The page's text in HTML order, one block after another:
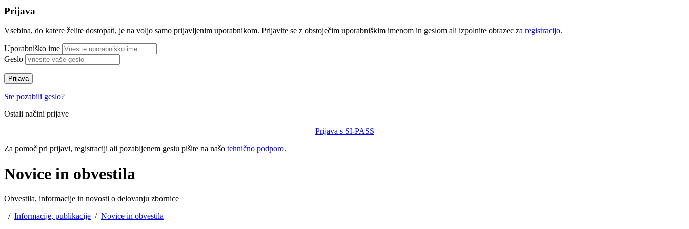
Prijava
Vsebina, do katere želite dostopati, je na voljo samo prijavljenim uporabnikom. Prijavite se z obstoječim uporabniškim imenom in geslom ali izpolnite obrazec za registracijo.
Uporabniško ime
Geslo
Prijava
Ste pozabili geslo?
Ostali načini prijave
Prijava s SI-PASS
Za pomoč pri prijavi, registraciji ali pozabljenem geslu pišite na našo tehnično podporo.
Novice in obvestila
Obvestila, informacije in novosti o delovanju zbornice
/ Informacije, publikacije / Novice in obvestila